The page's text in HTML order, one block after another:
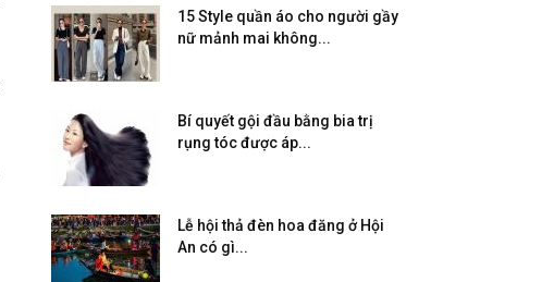
15 Style quần áo cho người gầy
nữ mảnh mai không...
Bí quyết gội đầu bằng bia trị
rụng tóc được áp...
Lễ hội thả đèn hoa đăng ở Hội
An có gì...